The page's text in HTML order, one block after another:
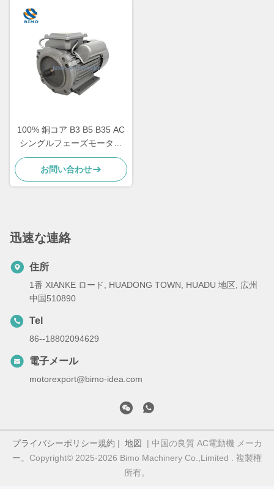
100% 銅コア B3 B5 B35 AC
シングルフェーズモーター
鉄殻モーター インダクショ
ンモーター
お問い合わせ
迅速な連絡
住所
1番 XIANKE ロード, HUADONG TOWN, HUADU 地区, 広州
中国510890
Tel
86--18802094629
電子メール
motorexport@bimo-idea.com
プライバシーポリシー規約 | 地図 | 中国の良質 AC電動機 メーカ
ー。Copyright© 2025-2026 Bimo Machinery Co.,Limited . 複製権
所有。